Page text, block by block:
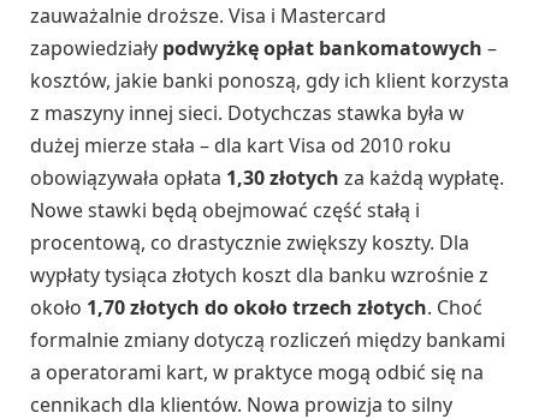
zauważalnie droższe. Visa i Mastercard
zapowiedziały podwyżkę opłat bankomatowych –
kosztów, jakie banki ponoszą, gdy ich klient korzysta
z maszyny innej sieci. Dotychczas stawka była w
dużej mierze stała – dla kart Visa od 2010 roku
obowiązywała opłata 1,30 złotych za każdą wypłatę.
Nowe stawki będą obejmować część stałą i
procentową, co drastycznie zwiększy koszty. Dla
wypłaty tysiąca złotych koszt dla banku wzrośnie z
około 1,70 złotych do około trzech złotych. Choć
formalnie zmiany dotyczą rozliczeń między bankami
a operatorami kart, w praktyce mogą odbić się na
cennikach dla klientów. Nowa prowizja to silny